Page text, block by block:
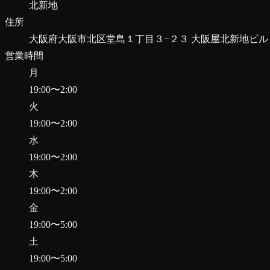
北新地
住所
大阪府大阪市北区堂島１丁目３−２３ 大阪屋北新地ビル
営業時間
月
19:00〜2:00
火
19:00〜2:00
水
19:00〜2:00
木
19:00〜2:00
金
19:00〜5:00
土
19:00〜5:00